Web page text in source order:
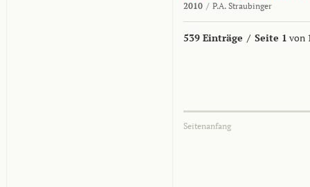
2010 / P.A. Straubinger
539 Einträge / Seite 1 von
Seitenanfang